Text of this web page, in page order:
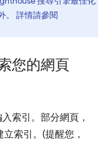
。 詳情請參閱
您的網頁
索引。部分網頁，
索引。(提醒您，